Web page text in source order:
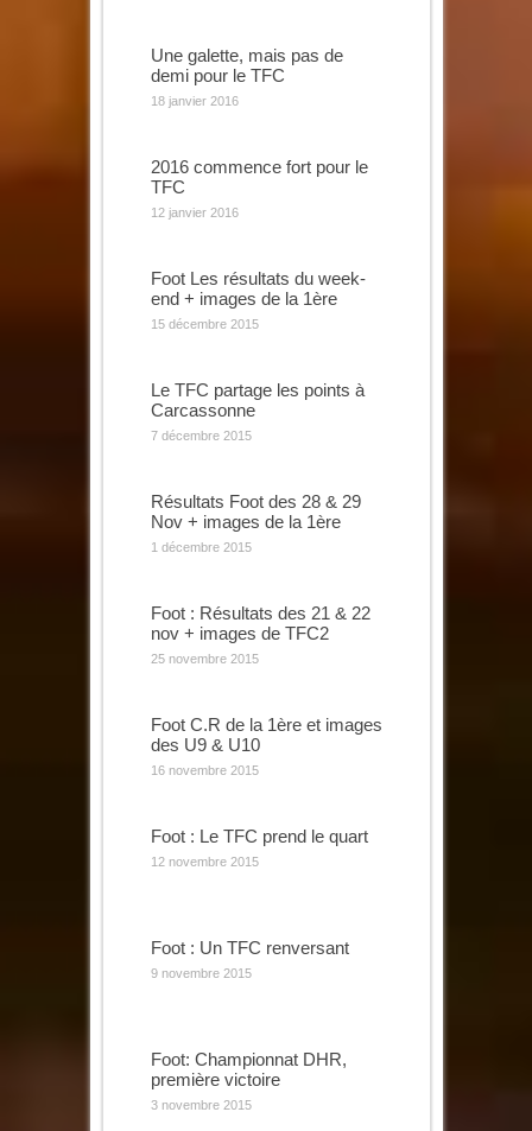
Une galette, mais pas de
demi pour le TFC
18 janvier 2016
2016 commence fort pour le
TFC
12 janvier 2016
Foot Les résultats du week-
end + images de la 1ère
15 décembre 2015
Le TFC partage les points à
Carcassonne
7 décembre 2015
Résultats Foot des 28 & 29
Nov + images de la 1ère
1 décembre 2015
Foot : Résultats des 21 & 22
nov + images de TFC2
25 novembre 2015
Foot C.R de la 1ère et images
des U9 & U10
16 novembre 2015
Foot : Le TFC prend le quart
12 novembre 2015
Foot : Un TFC renversant
9 novembre 2015
Foot: Championnat DHR,
première victoire
3 novembre 2015